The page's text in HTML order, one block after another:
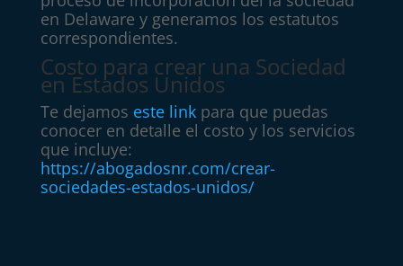
en Delaware y generamos los estatutos
correspondientes.
Costo para crear una Sociedad
en Estados Unidos
Te dejamos este linkpara que puedas
conocer en detalle el costo y los servicios
que incluye:
https://abogadosnr.com/crear-
sociedades-estados-unidos/